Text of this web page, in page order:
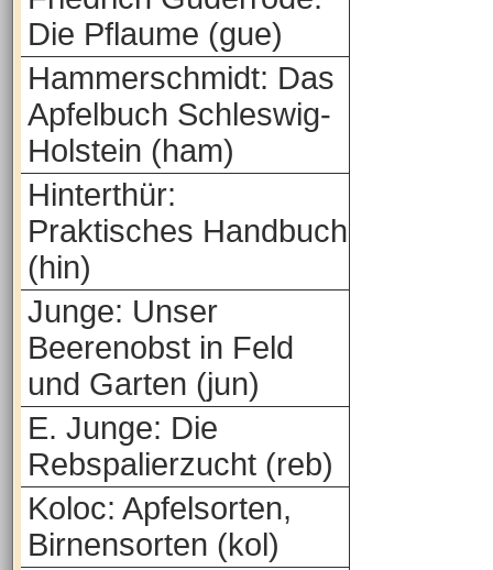
Die Pflaume (gue)
Hammerschmidt: Das
Apfelbuch Schleswig-
Holstein (ham)
Hinterthür:
Praktisches Handbuch
(hin)
Junge: Unser
Beerenobst in Feld
und Garten (jun)
E. Junge: Die
Rebspalierzucht (reb)
Koloc: Apfelsorten,
Birnensorten (kol)